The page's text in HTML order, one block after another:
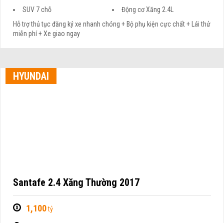
SUV 7 chỗ
Động cơ Xăng 2.4L
Hỗ trợ thủ tục đăng ký xe nhanh chóng + Bộ phụ kiện cực chất + Lái thử
miễn phí + Xe giao ngay
HYUNDAI
Santafe 2.4 Xăng Thường 2017
1,100tỷ